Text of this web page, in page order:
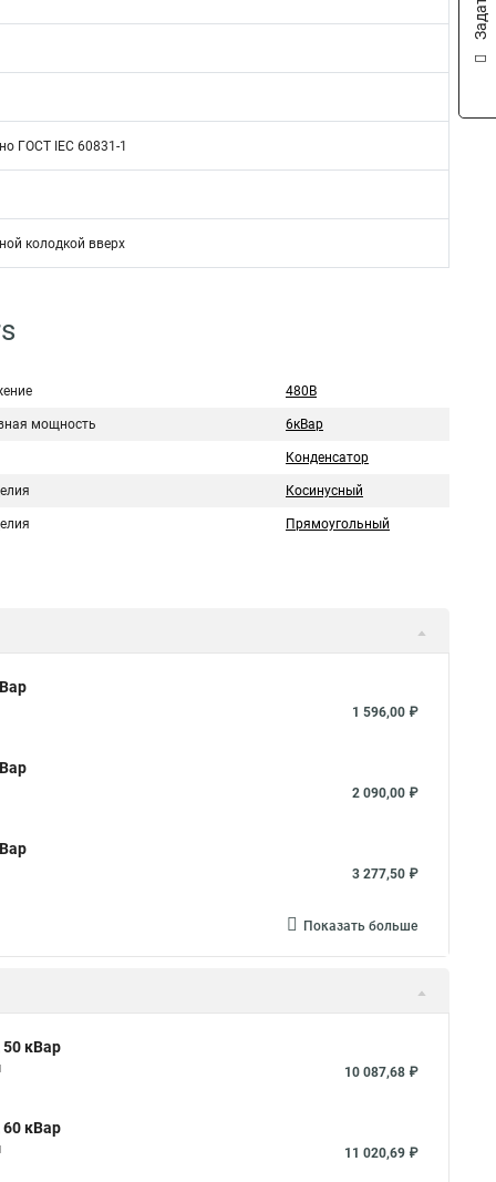
ГОСТ IEC 60831-1
колодкой вверх
480В
мощность 6кВар
Конденсатор
Косинусный
Прямоугольный
1 596,00 ₽
2 090,00 ₽
3 277,50 ₽
Показать больше
кВар
10 087,68 ₽
кВар
11 020,69 ₽